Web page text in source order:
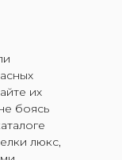
их
боясь
люкс,